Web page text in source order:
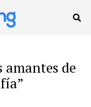
amantes de